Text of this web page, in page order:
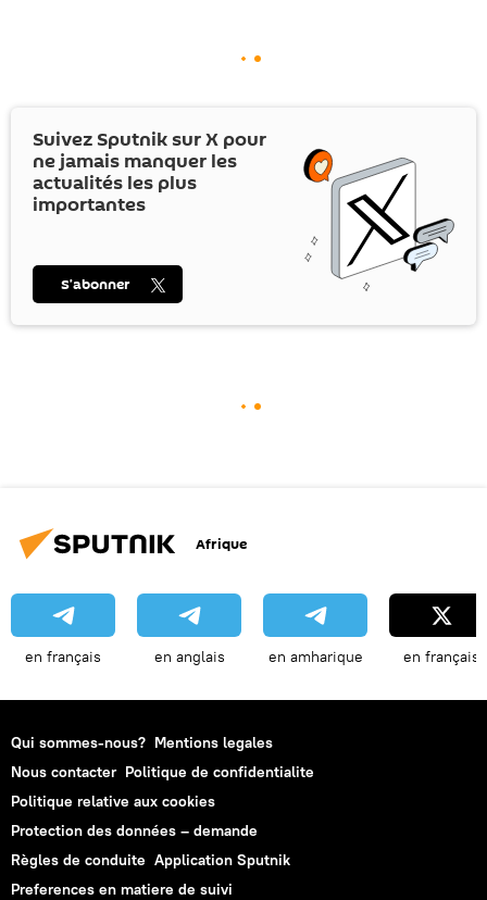
Suivez Sputnik surX pour
ne jamais manquer les
actualités les plus
importantes
S’abonner
Afrique
en français en anglais en amharique en français
Qui sommes-nous? Mentions legales
Nous contacter Politique de confidentialite
Politique relative aux cookies
Protection des données – demande
Règles de conduite Application Sputnik
Preferences en matiere de suivi